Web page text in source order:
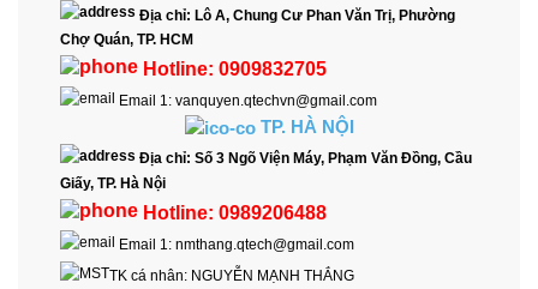
Địa chỉ: Lô A, Chung Cư Phan Văn Trị, Phường
Chợ Quán, TP. HCM
Hotline: 0909832705
Email 1: vanquyen.qtechvn@gmail.com
TP. HÀ NỘI
Địa chỉ: Số 3 Ngõ Viện Máy, Phạm Văn Đồng, Cầu
Giấy, TP. Hà Nội
Hotline: 0989206488
Email 1: nmthang.qtech@gmail.com
TK cá nhân: NGUYỄN MẠNH THẮNG